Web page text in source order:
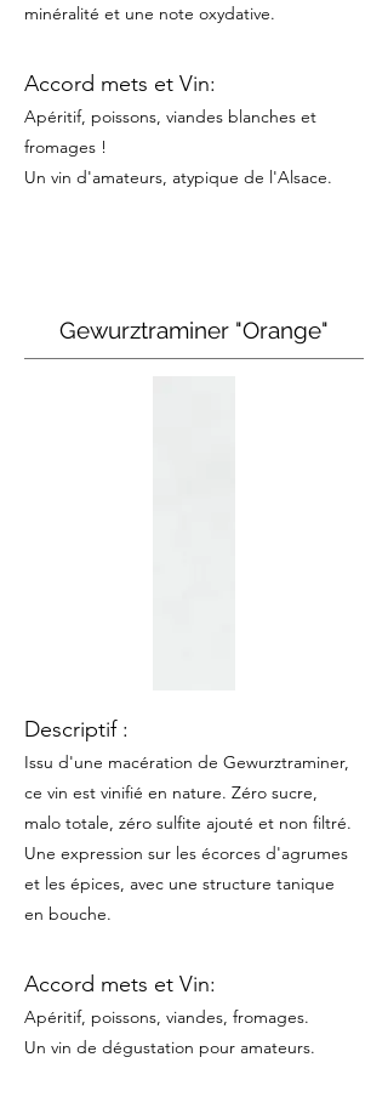
minéralité et une note oxydative.
Accord mets et Vin:
Apéritif, poissons, viandes blanches et
fromages !
Un vin d'amateurs, atypique de l'Alsace.
Gewurztraminer "Orange"
Descriptif :
Issu d'une macération de Gewurztraminer,
ce vin est vinifié en nature. Zéro sucre,
malo totale, zéro sulfite ajouté et non filtré.
Une expression sur les écorces d'agrumes
et les épices, avec une structure tanique
en bouche.
Accord mets et Vin:
Apéritif, poissons, viandes, fromages.
Un vin de dégustation pour amateurs.